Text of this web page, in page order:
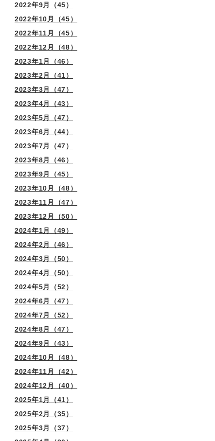
2022年9月（45）
2022年10月（45）
2022年11月（45）
2022年12月（48）
2023年1月（46）
2023年2月（41）
2023年3月（47）
2023年4月（43）
2023年5月（47）
2023年6月（44）
2023年7月（47）
2023年8月（46）
2023年9月（45）
2023年10月（48）
2023年11月（47）
2023年12月（50）
2024年1月（49）
2024年2月（46）
2024年3月（50）
2024年4月（50）
2024年5月（52）
2024年6月（47）
2024年7月（52）
2024年8月（47）
2024年9月（43）
2024年10月（48）
2024年11月（42）
2024年12月（40）
2025年1月（41）
2025年2月（35）
2025年3月（37）